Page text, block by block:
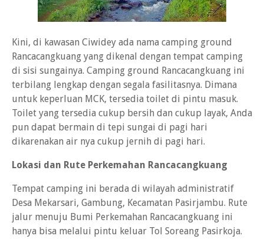
Kini, di kawasan Ciwidey ada nama camping ground
Rancacangkuang yang dikenal dengan tempat camping
di sisi sungainya. Camping ground Rancacangkuang ini
terbilang lengkap dengan segala fasilitasnya. Dimana
untuk keperluan MCK, tersedia toilet di pintu masuk.
Toilet yang tersedia cukup bersih dan cukup layak, Anda
pun dapat bermain di tepi sungai di pagi hari
dikarenakan air nya cukup jernih di pagi hari.
Lokasi dan Rute Perkemahan Rancacangkuang
Tempat camping ini berada di wilayah administratif
Desa Mekarsari, Gambung, Kecamatan Pasirjambu. Rute
jalur menuju Bumi Perkemahan Rancacangkuang ini
hanya bisa melalui pintu keluar Tol Soreang Pasirkoja.